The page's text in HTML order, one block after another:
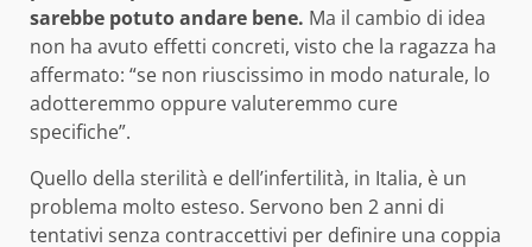
sarebbe potuto andare bene. Ma il cambio di idea
non ha avuto effetti concreti, visto che la ragazza ha
affermato: “se non riuscissimo in modo naturale, lo
adotteremmo oppure valuteremmo cure
specifiche”.
Quello della sterilità e dell’infertilità, in Italia, è un
problema molto esteso. Servono ben 2 anni di
tentativi senza contraccettivi per definire una coppia